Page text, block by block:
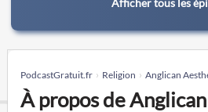
Afficher tous les
PodcastGratuit.fr Religion Anglican
À propos de